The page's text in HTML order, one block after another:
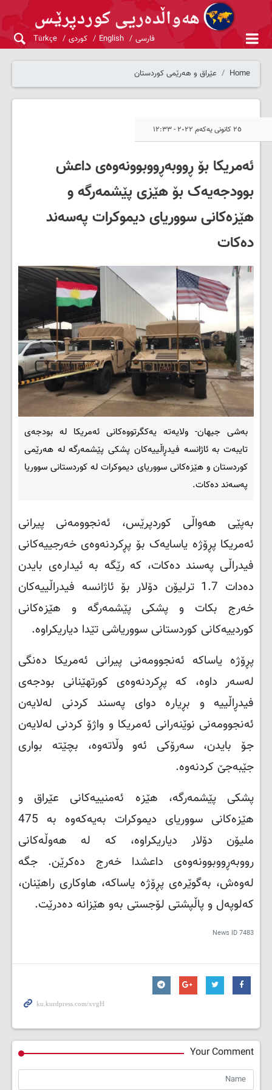
فارسی English کوردی Türkçe
Home عێراق و هەرێمی کوردستان
٢٥ کانونی یەکەم ٢٠٢٢ - ١٢:٣٣
ئەمریکا بۆ ڕووبەڕووبوونەوەی داعش
بوودجەیەک بۆ هێزی پێشمەرگە و
هێزەکانی سووریای دیموکرات پەسەند
دەکات
بەشی جیهان- ولایەتە یەکگرتووەکانی ئەمریکا لە بودجەی
تایبەت بە ئاژانسە فیدڕاڵییەکان پشکی پێشمەرگە لە هەرێمی
کوردستان و هێزەکانی سووریای دیموکرات لە کوردستانی سووریا
پەسەند دەکات.
بەپێی هەواڵی کوردپرێس، ئەنجوومەنی پیرانی
ئەمریکا پڕۆژە یاسایەک بۆ پڕکردنەوەی خەرجییەکانی
فیدراڵی پەسند دەکات، کە رێگە بە ئیدارەی بایدن
دەدات 1.7 ترلیۆن دۆلار بۆ ئاژانسە فیدراڵییەکان
خەرج بکات و پشکی پێشمەرگە و هێزەکانی
کوردییەکانی کوردستانی سووریاشی تێدا دیاریکراوە.
پڕۆژە یاساکە ئەنجوومەنی پیرانی ئەمریکا دەنگی
لەسەر داوە، کە پڕکردنەوەی کورتهێنانی بودجەی
فیدڕاڵییە و بڕیارە دوای پەسند کردنی لەلایەن
ئەنجوومەنی نوێنەرانی ئەمریکا و واژۆ کردنی لەلایەن
جۆ بایدن، سەرۆکی ئەو وڵاتەوە، بچێتە بواری
جێبەجێ‌ کردنەوە.
پشکی پێشمەرگە، هێزە ئەمنییەکانی عێراق و
هێزەکانی سووریای دیموکرات بەیەکەوە بە 475
ملیۆن دۆلار دیاریکراوە، کە لە هەوڵەکانی
رووبەڕووبوونەوەی داعشدا خەرج دەکرێن. جگە
لەوەش، بەگوێرەی پڕۆژە یاساکە، هاوکاری راهێنان،
کەلوپەل و پاڵپشتی لۆجستی بەو هێزانە دەدرێت.
News ID7483
Your Comment